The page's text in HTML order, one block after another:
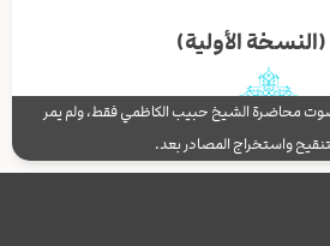
الأولية)
محاضرة الشيخ حبيب الكاظمي فقط، ولم يمر
واستخراج المصادر بعد.